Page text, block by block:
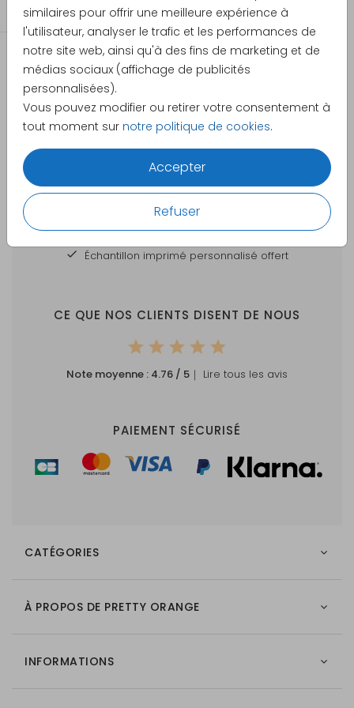
similaires pour offrir une meilleure expérience à
l'utilisateur, analyser le trafic et les performances de
notre site web, ainsi qu'à des fins de marketing et de
médias sociaux (affichage de publicités
personnalisées).
Vous pouvez modifier ou retirer votre consentement à
tout moment sur notre politique de cookies.
Accepter
Refuser
Autocollants Noël
VOS GRANDES OCCASIONS
Votre commande est
Création en ligne facile et sur mesure
Échantillon imprimé personnalisé offert
CE QUE NOS CLIENTS DISENT DE NOUS
Note moyenne : 4.76 / 5 ｜ Lire tous les avis
PAIEMENT SÉCURISÉ
CATÉGORIES
À PROPOS DE PRETTY ORANGE
INFORMATIONS